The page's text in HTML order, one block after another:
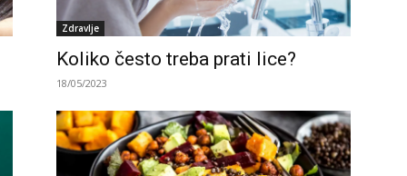
Zdravlje
Koliko često treba prati lice?
18/05/2023